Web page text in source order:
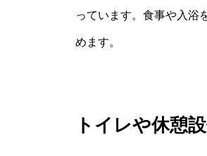
っています。食事や入浴
めます。
トイレや休憩